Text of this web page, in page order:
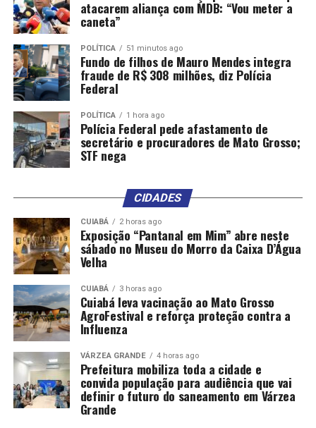
atacarem aliança com MDB: “Vou meter a
caneta”
POLÍTICA 51 minutos ago
Fundo de filhos de Mauro Mendes integra
fraude de R$ 308 milhões, diz Polícia
Federal
POLÍTICA 1 hora ago
Polícia Federal pede afastamento de
secretário e procuradores de Mato Grosso;
STF nega
CIDADES
CUIABÁ 2 horas ago
Exposição “Pantanal em Mim” abre neste
sábado no Museu do Morro da Caixa D’Água
Velha
CUIABÁ 3 horas ago
Cuiabá leva vacinação ao Mato Grosso
AgroFestival e reforça proteção contra a
Influenza
VÁRZEA GRANDE 4 horas ago
Prefeitura mobiliza toda a cidade e
convida população para audiência que vai
definir o futuro do saneamento em Várzea
Grande